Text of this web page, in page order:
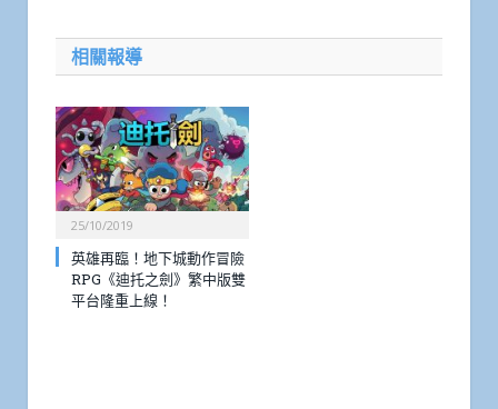
相關報導
25/10/2019
英雄再臨！地下城動作冒險
RPG《迪托之劍》繁中版雙
平台隆重上線！